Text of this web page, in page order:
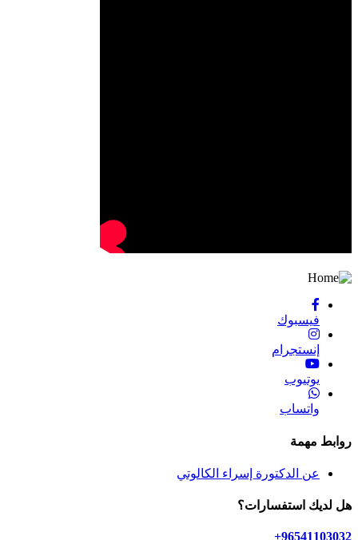
فيسبوك
إنستجرام
يوتيوب
واتساب
روابط مهمة
عن الدكتورة إسراء الكالوتي
هل لديك استفسارات؟
96541103032+